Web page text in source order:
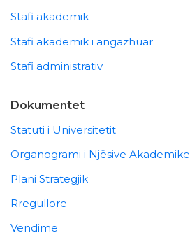
Stafi akademik
Stafi akademik i angazhuar
Stafi administrativ
Dokumentet
Statuti i Universitetit
Organogrami i Njësive Akademike
Plani Strategjik
Rregullore
Vendime